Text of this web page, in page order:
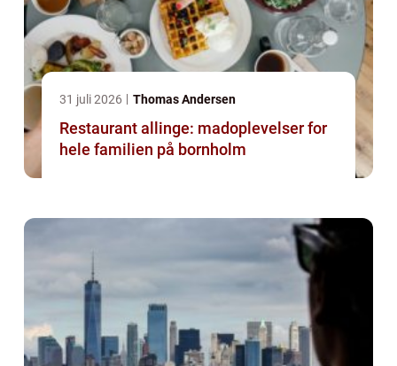
31 juli 2026 Thomas Andersen
Restaurant allinge: madoplevelser for
hele familien på bornholm